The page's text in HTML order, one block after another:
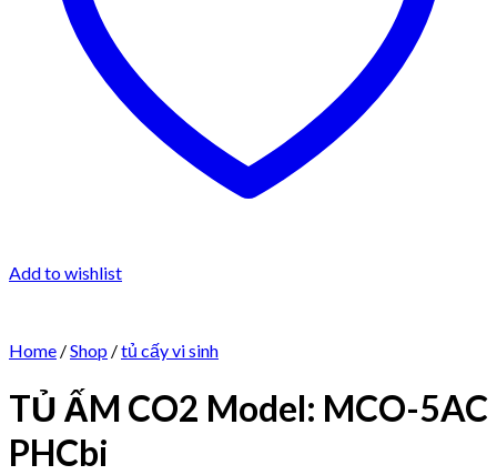
Add to wishlist
Home /Shop /tủ cấy vi sinh
TỦ ẤM CO2 Model: MCO-5AC
PHCbi